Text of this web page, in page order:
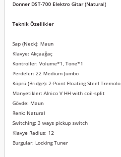
Donner DST-700 Elektro Gitar (Natural)
Teknik Özellikler
Sap (Neck): Maun
Klavye: Akçaağaç
Kontroller: Volume*1, Tone*1
Perdeler: 22 Medium Jumbo
Köprü (Bridge): 2-Point Floating Steel Tremolo
Manyetikler: Alnico V HH with coil-split
Gövde: Maun
Renk: Natural
Switching: 3 ways pickup switch
Klavye Radius: 12
Burgular: Locking Tuner